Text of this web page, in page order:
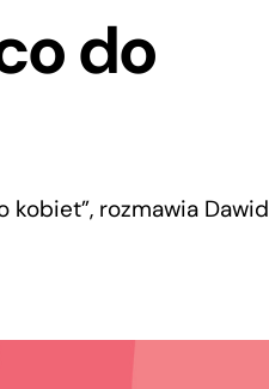
do
kobiet”, rozmawia Dawid